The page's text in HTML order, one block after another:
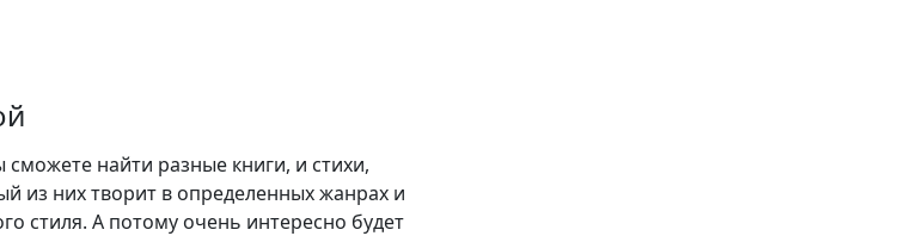
найти разные книги, и стихи,
из них творит в определенных жанрах и
стиля. А потому очень интересно будет